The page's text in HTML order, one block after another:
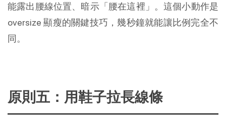
能露出腰線位置、暗示「腰在這裡」。這個小動作是
oversize 顯瘦的關鍵技巧，幾秒鐘就能讓比例完全不
同。
原則五：用鞋子拉長線條